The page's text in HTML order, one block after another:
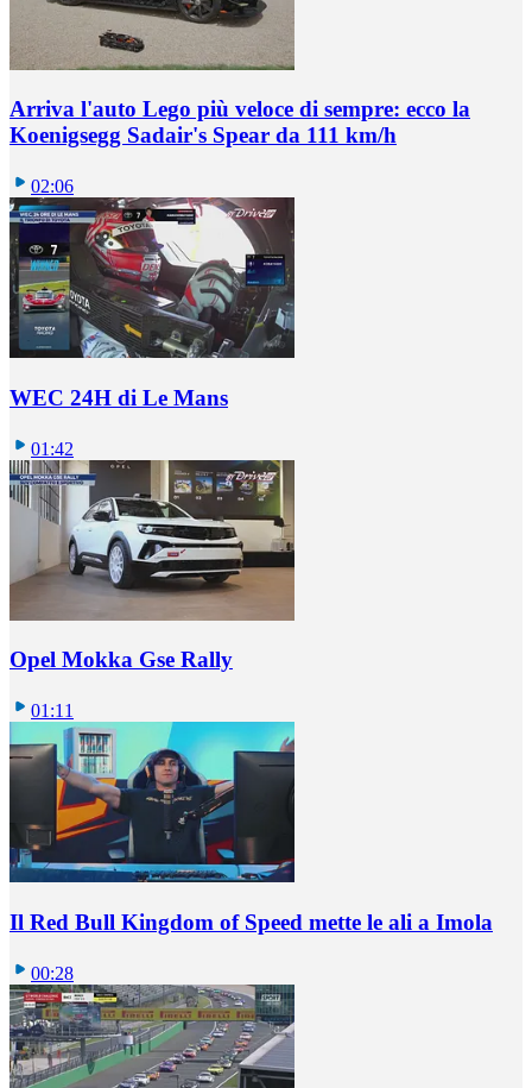
Arriva l'auto Lego più veloce di sempre: ecco la
Koenigsegg Sadair's Spear da 111 km/h
02:06
WEC 24H di Le Mans
01:42
Opel Mokka Gse Rally
01:11
Il Red Bull Kingdom of Speed mette le ali a Imola
00:28